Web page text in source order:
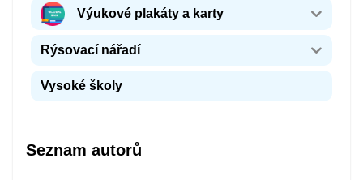
Výukové plakáty a karty
Rýsovací nářadí
Vysoké školy
Seznam autorů